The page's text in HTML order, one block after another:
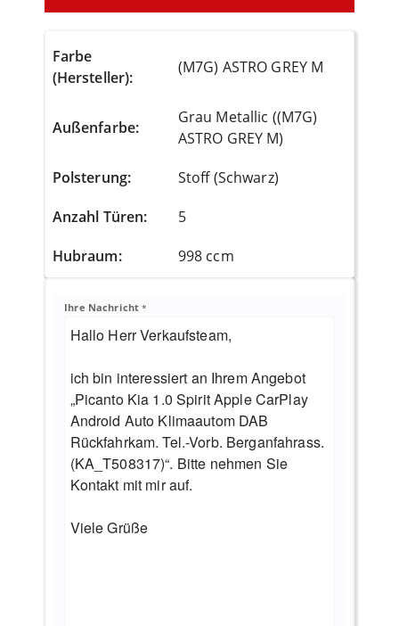
Farbe
(Hersteller):
(M7G) ASTRO GREY M
Außenfarbe:
Grau Metallic ((M7G)
ASTRO GREY M)
Polsterung:
Stoff (Schwarz)
Anzahl Türen:
5
Hubraum: 998 ccm
Ihre Nachricht *